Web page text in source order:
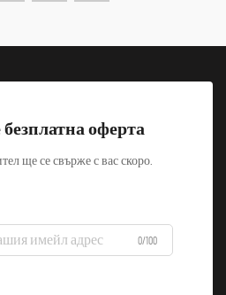
оферта
ще се свърже с вас скоро.
0/100